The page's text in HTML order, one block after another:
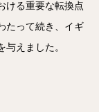
ける重要な転換点
たって続き、イギ
えました。